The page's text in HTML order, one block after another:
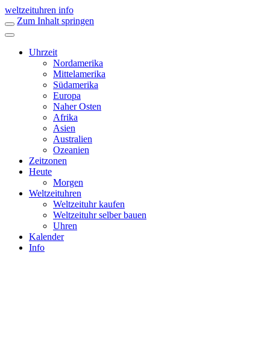
weltzeituhren info
Zum Inhalt springen
Uhrzeit
Nordamerika
Mittelamerika
Südamerika
Europa
Naher Osten
Afrika
Asien
Australien
Ozeanien
Zeitzonen
Heute
Morgen
Weltzeituhren
Weltzeituhr kaufen
Weltzeituhr selber bauen
Uhren
Kalender
Info